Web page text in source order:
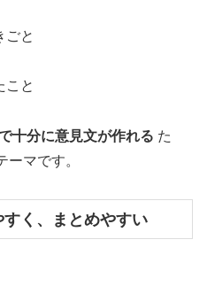
ごと
こと
十分に意見文が作れる た
マです。
く、まとめやすい